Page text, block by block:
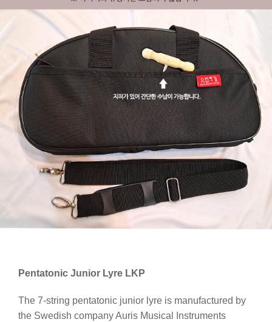
Pentatonic Junior Lyre LKP
The 7-string pentatonic junior lyre is manufactured by
the Swedish company Auris Musical Instruments